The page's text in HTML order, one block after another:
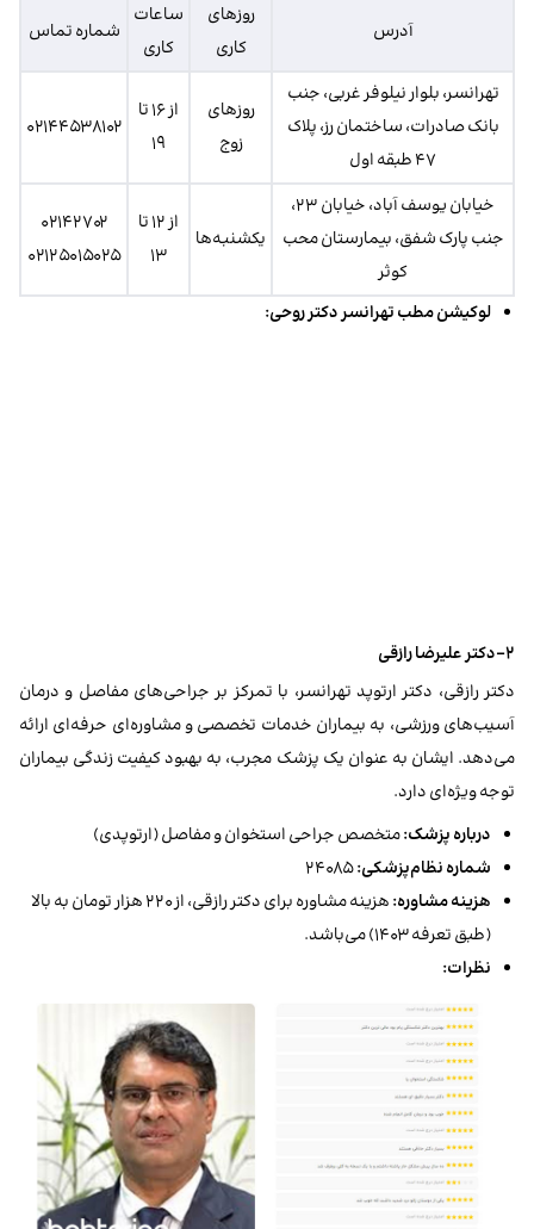
آدرس
روز‌های
کاری
ساعات
کاری
شماره تماس
تهرانسر، بلوار نیلوفر غربی، جنب
بانک صادرات، ساختمان رز، پلاک
۴۷ طبقه اول
روزهای
زوج
از ۱۶ تا
۱۹
۰۲۱۴۴۵۳۸۱۰۲
خیابان یوسف آباد، خیابان ۲۳،
جنب پارک شفق، بیمارستان محب
کوثر
یکشنبه‌ها
از ۱۲ تا
۱۳
۰۲۱۴۲۷۰۲
۰۲۱۲۵۰۱۵۰۲۵
لوکیشن مطب تهرانسر دکتر روحی:
۲-دکتر علیرضا رازقی
دکتر رازقی، دکتر ارتوپد تهرانسر، با تمرکز بر جراحی‌های مفاصل و درمان
آسیب‌های ورزشی، به بیماران خدمات تخصصی و مشاوره‌ای حرفه‌ای ارائه
می‌دهد. ایشان به عنوان یک پزشک مجرب، به بهبود کیفیت زندگی بیماران
توجه ویژه‌ای دارد.
درباره پزشک:متخصص جراحی استخوان و مفاصل (ارتوپدی)
شماره نظام‌پزشکی:۲۴۰۸۵
هزینه مشاوره:
هزینه مشاوره برای دکتر رازقی، از ۲۲۰ هزار تومان به بالا
(طبق تعرفه ۱۴۰۳) می‌باشد.
نظرات: